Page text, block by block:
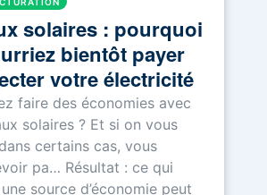
solaires : pourquoi
bientôt payer
votre électricité
faire des économies avec
solaires ? Et si on vous
certains cas, vous
pa… Résultat : ce qui
source d’économie peut